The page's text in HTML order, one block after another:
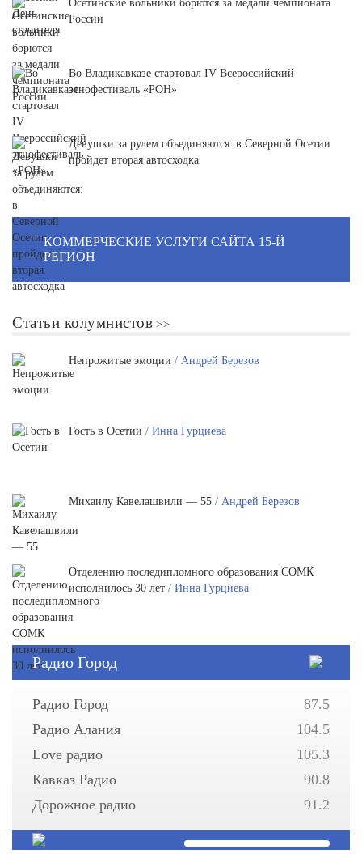
Осетинские вольники борются за медали чемпионата
России
Во Владикавказе стартовал IV Всероссийский
этнофестиваль «РОН»
Девушки за рулем объединяются: в Северной Осетии
пройдет вторая автосходка
КОММЕРЧЕСКИЕ УСЛУГИ САЙТА 15-Й
РЕГИОН
Статьи колумнистов
Непрожитые эмоции / Андрей Березов
Гость в Осетии / Инна Гурциева
Михаилу Кавелашвили — 55 / Андрей Березов
Отделению последипломного образования СОМК
исполнилось 30 лет / Инна Гурциева
Радио Город
Радио Город
87.5
Радио Алания
104.5
Love радио
105.3
Кавказ Радио
90.8
Дорожное радио
91.2